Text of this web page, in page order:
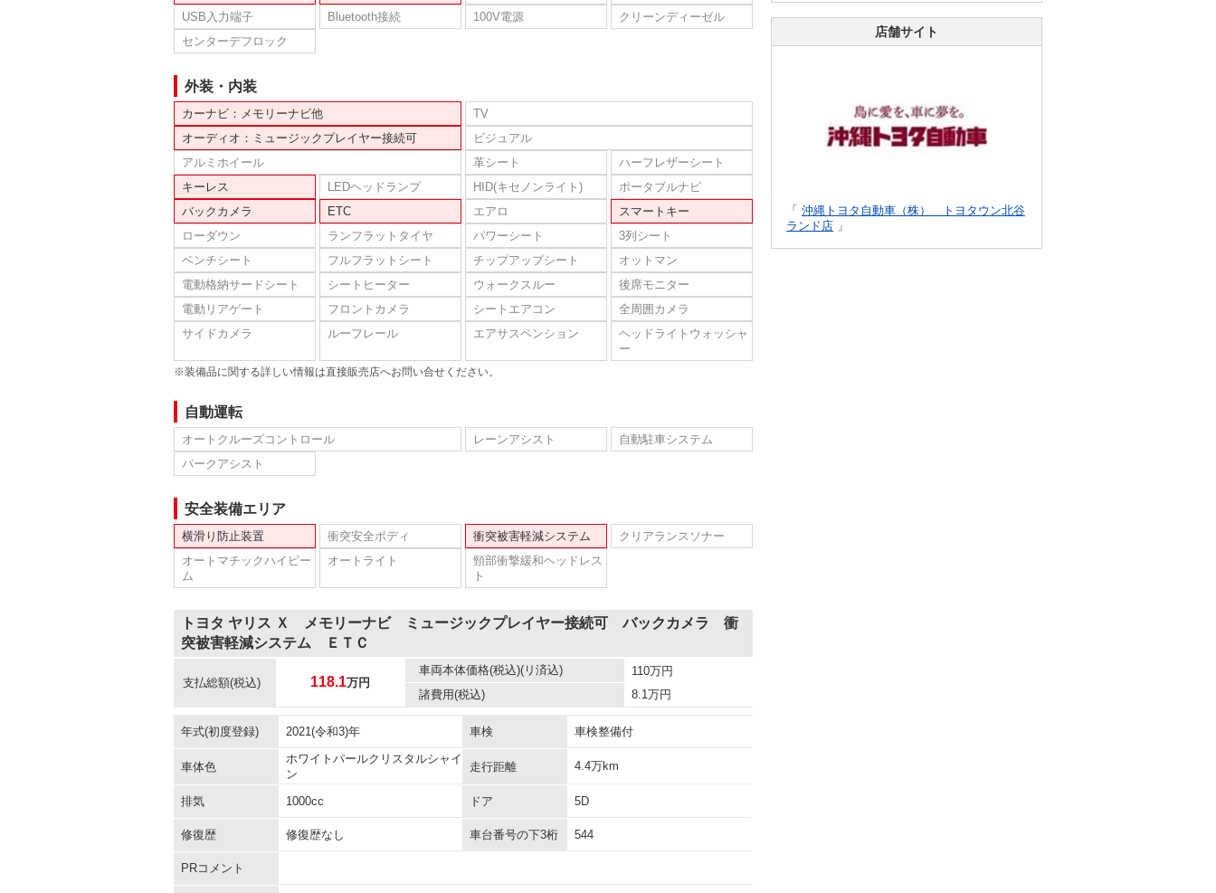
USB入力端子
Bluetooth接続 100V電源
クリーンディーゼル
センターデフロック
外装・内装
カーナビ：メモリーナビ他
TV
オーディオ：ミュージックプレイヤー接続可
ビジュアル
アルミホイール
革シート
ハーフレザーシート
キーレス
LEDヘッドランプ HID(キセノンライト)
ポータブルナビ
バックカメラ
ETC エアロ
スマートキー
ローダウン
ランフラットタイヤ パワーシート
3列シート
ベンチシート
フルフラットシート チップアップシート
オットマン
電動格納サードシート
シートヒーター ウォークスルー
後席モニター
電動リアゲート
フロントカメラ シートエアコン
全周囲カメラ
サイドカメラ
ルーフレール エアサスペンション
ヘッドライトウォッシャ
ー
※装備品に関する詳しい情報は直接販売店へお問い合せください。
自動運転
オートクルーズコントロール レーンアシスト
自動駐車システム
パークアシスト
安全装備エリア
横滑り防止装置 衝突安全ボディ 衝突被害軽減システム
クリアランスソナー
オートマチックハイビー
ム
オートライト
頸部衝撃緩和ヘッドレス
ト
トヨタ ヤリス Ｘ メモリーナビ ミュージックプレイヤー接続可 バックカメラ 衝
突被害軽減システム ＥＴＣ
支払総額(税込) 118.1万円
車両本体価格(税込)(リ済込) 110万円
諸費用(税込) 8.1万円
年式(初度登録) 2021(令和3)年 車検 車検整備付
車体色
ホワイトパールクリスタルシャイ
ン
走行距離 4.4万km
排気 1000cc ドア 5D
修復歴 修復歴なし 車台番号の下3桁 544
PRコメント
店舗サイト
「 沖縄トヨタ自動車（株） トヨタウン北谷
ランド店 」